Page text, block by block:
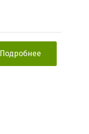
Подробнее